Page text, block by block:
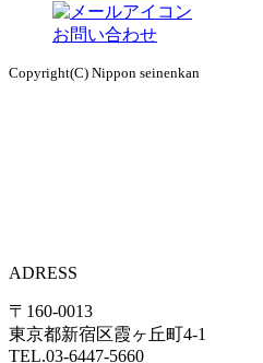
お問い合わせ
Copyright(C) Nippon seinenkan
ADRESS
〒160-0013
東京都新宿区霞ヶ丘町4-1
TEL.03-6447-5660